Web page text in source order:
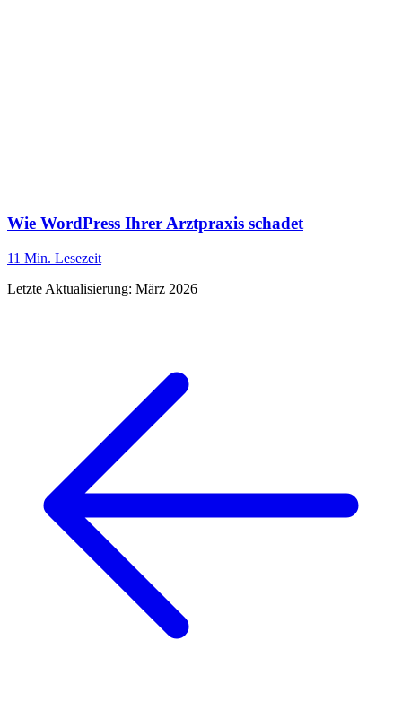
Wie WordPress Ihrer Arztpraxis schadet
11 Min. Lesezeit
Letzte Aktualisierung: März 2026